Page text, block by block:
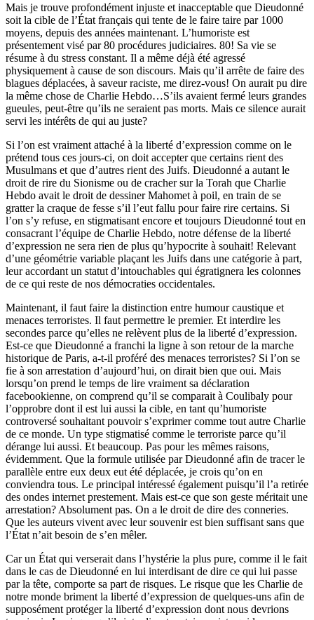
Mais je trouve profondément injuste et inacceptable que Dieudonné
soit la cible de l’État français qui tente de le faire taire par 1000
moyens, depuis des années maintenant. L’humoriste est
présentement visé par 80 procédures judiciaires. 80! Sa vie se
résume à du stress constant. Il a même déjà été agressé
physiquement à cause de son discours. Mais qu’il arrête de faire des
blagues déplacées, à saveur raciste, me direz-vous! On aurait pu dire
la même chose de Charlie Hebdo…S’ils avaient fermé leurs grandes
gueules, peut-être qu’ils ne seraient pas morts. Mais ce silence aurait
servi les intérêts de qui au juste?
Si l’on est vraiment attaché à la liberté d’expression comme on le
prétend tous ces jours-ci, on doit accepter que certains rient des
Musulmans et que d’autres rient des Juifs. Dieudonné a autant le
droit de rire du Sionisme ou de cracher sur la Torah que Charlie
Hebdo avait le droit de dessiner Mahomet à poil, en train de se
gratter la craque de fesse s’il l’eut fallu pour faire rire certains. Si
l’on s’y refuse, en stigmatisant encore et toujours Dieudonné tout en
consacrant l’équipe de Charlie Hebdo, notre défense de la liberté
d’expression ne sera rien de plus qu’hypocrite à souhait! Relevant
d’une géométrie variable plaçant les Juifs dans une catégorie à part,
leur accordant un statut d’intouchables qui égratignera les colonnes
de ce qui reste de nos démocraties occidentales.
Maintenant, il faut faire la distinction entre humour caustique et
menaces terroristes. Il faut permettre le premier. Et interdire les
secondes parce qu’elles ne relèvent plus de la liberté d’expression.
Est-ce que Dieudonné a franchi la ligne à son retour de la marche
historique de Paris, a-t-il proféré des menaces terroristes? Si l’on se
fie à son arrestation d’aujourd’hui, on dirait bien que oui. Mais
lorsqu’on prend le temps de lire vraiment sa déclaration
facebookienne, on comprend qu’il se comparait à Coulibaly pour
l’opprobre dont il est lui aussi la cible, en tant qu’humoriste
controversé souhaitant pouvoir s’exprimer comme tout autre Charlie
de ce monde. Un type stigmatisé comme le terroriste parce qu’il
dérange lui aussi. Et beaucoup. Pas pour les mêmes raisons,
évidemment. Que la formule utilisée par Dieudonné afin de tracer le
parallèle entre eux deux eut été déplacée, je crois qu’on en
conviendra tous. Le principal intéressé également puisqu’il l’a retirée
des ondes internet prestement. Mais est-ce que son geste méritait une
arrestation? Absolument pas. On a le droit de dire des conneries.
Que les auteurs vivent avec leur souvenir est bien suffisant sans que
l’État n’ait besoin de s’en mêler.
Car un État qui verserait dans l’hystérie la plus pure, comme il le fait
dans le cas de Dieudonné en lui interdisant de dire ce qui lui passe
par la tête, comporte sa part de risques. Le risque que les Charlie de
notre monde briment la liberté d’expression de quelques-uns afin de
supposément protéger la liberté d’expression dont nous devrions